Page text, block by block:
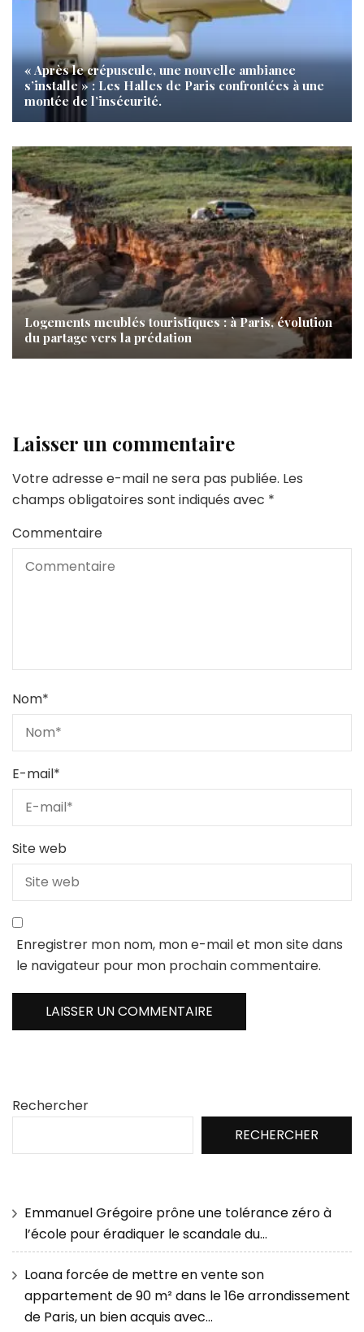
« Après le crépuscule, une nouvelle ambiance
s’installe » : Les Halles de Paris confrontées à une
montée de l’insécurité.
Logements meublés touristiques : à Paris, évolution
du partage vers la prédation
Laisser un commentaire
Votre adresse e-mail ne sera pas publiée. Les
champs obligatoires sont indiqués avec *
Commentaire
Nom*
E-mail*
Site web
Enregistrer mon nom, mon e-mail et mon site dans
le navigateur pour mon prochain commentaire.
Rechercher
RECHERCHER
Emmanuel Grégoire prône une tolérance zéro à
l’école pour éradiquer le scandale du…
Loana forcée de mettre en vente son
appartement de 90 m² dans le 16e arrondissement
de Paris, un bien acquis avec…